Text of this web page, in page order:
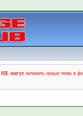
НЕ могутначинать новые темы в